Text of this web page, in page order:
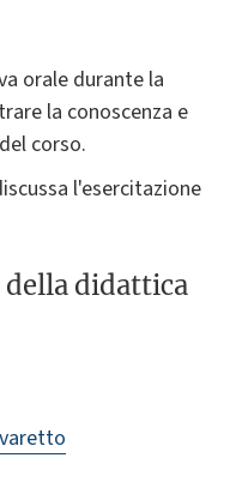
orale durante la
la conoscenza e
corso.
l'esercitazione
didattica